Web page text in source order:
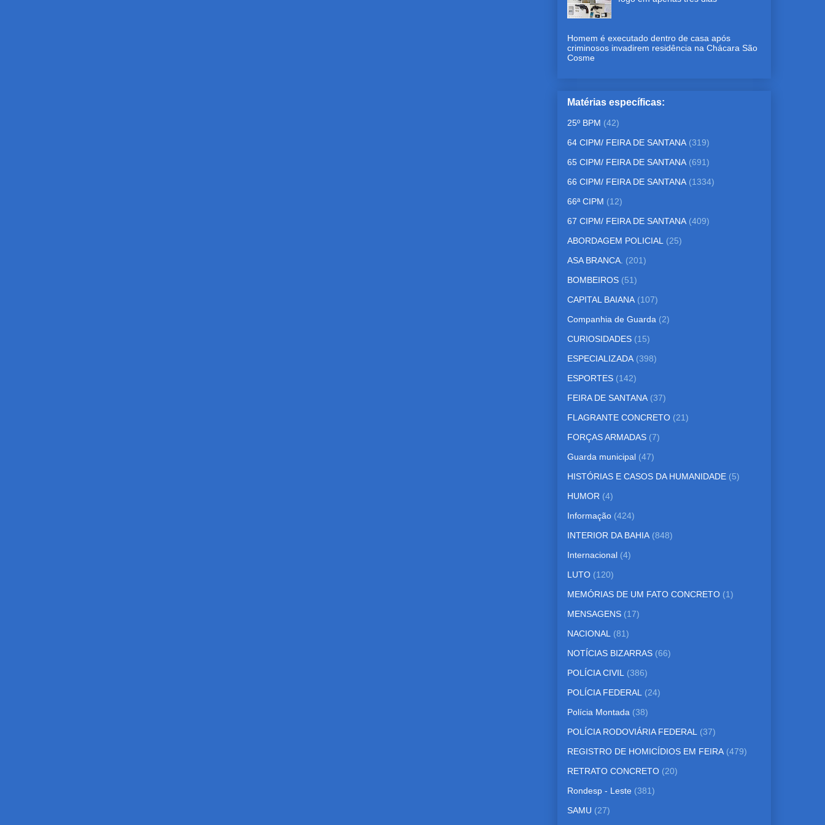
Homem é executado dentro de casa após
criminosos invadirem residência na Chácara São
Cosme
Matérias específicas:
25º BPM (42)
64 CIPM/ FEIRA DE SANTANA (319)
65 CIPM/ FEIRA DE SANTANA (691)
66 CIPM/ FEIRA DE SANTANA (1334)
66ª CIPM (12)
67 CIPM/ FEIRA DE SANTANA (409)
ABORDAGEM POLICIAL (25)
ASA BRANCA. (201)
BOMBEIROS (51)
CAPITAL BAIANA (107)
Companhia de Guarda (2)
CURIOSIDADES (15)
ESPECIALIZADA (398)
ESPORTES (142)
FEIRA DE SANTANA (37)
FLAGRANTE CONCRETO (21)
FORÇAS ARMADAS (7)
Guarda municipal (47)
HISTÓRIAS E CASOS DA HUMANIDADE (5)
HUMOR (4)
Informação (424)
INTERIOR DA BAHIA (848)
Internacional (4)
LUTO (120)
MEMÓRIAS DE UM FATO CONCRETO (1)
MENSAGENS (17)
NACIONAL (81)
NOTÍCIAS BIZARRAS (66)
POLÍCIA CIVIL (386)
POLÍCIA FEDERAL (24)
Polícia Montada (38)
POLÍCIA RODOVIÁRIA FEDERAL (37)
REGISTRO DE HOMICÍDIOS EM FEIRA (479)
RETRATO CONCRETO (20)
Rondesp - Leste (381)
SAMU (27)